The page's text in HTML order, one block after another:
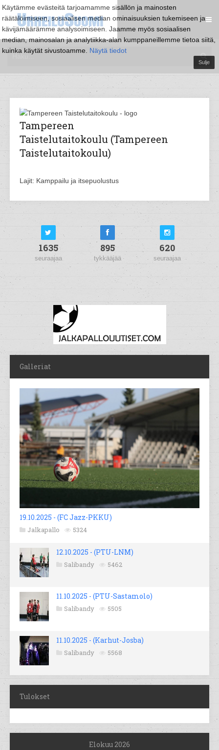
Käytämme evästeitä tarjoamamme sisällön ja mainosten
räätälöimiseen, sosiaalisen median ominaisuuksien tukemiseen ja
kävijämäärämme analysoimiseen. Jaamme myös sosiaalisen
median, mainosalan ja analytiikka-alan kumppaneillemme tietoa siitä,
kuinka käytät sivustoamme. Näytä tiedot
Sulje
Tampereen
Taistelutaitokoulu (Tampereen
Taistelutaitokoulu)
Lajit: Kamppailu ja itsepuolustus
1635
seuraajaa
895
tykkääjää
620
seuraajaa
Galleriat
19.10.2025 - (FC Jazz-PKKU)
Jalkapallo 5324
12.10.2025 - (PTU-LNM)
Salibandy 5462
11.10.2025 - (PTU-Sastamolo)
Salibandy 5505
11.10.2025 - (Karhut-Josba)
Salibandy 5568
Tulokset
Elokuu 2026